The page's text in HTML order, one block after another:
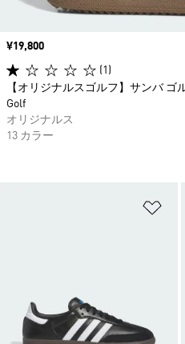
価格
¥19,800
(1)
【オリジナルスゴルフ】サンバ ゴ
Golf
オリジナルス
13 カラー